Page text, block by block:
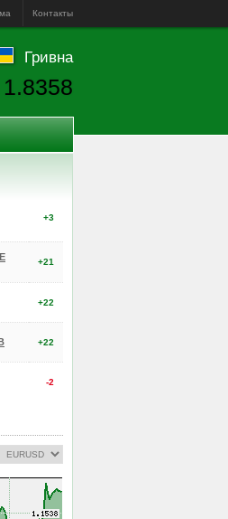
Контакты
+3
+21
+22
+22
-2
Гривна
1.8358